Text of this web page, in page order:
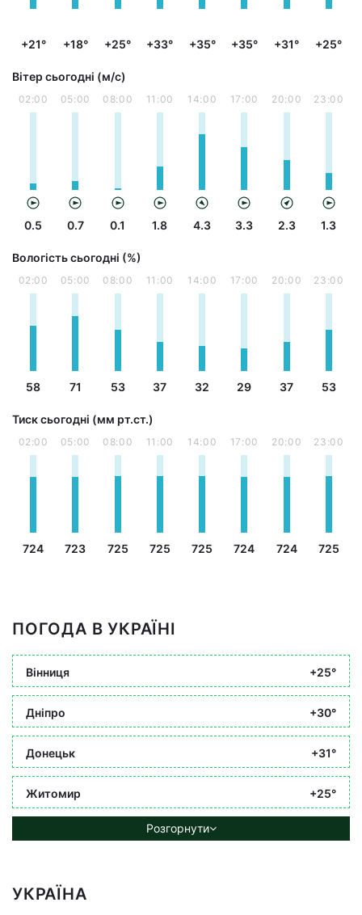
+21° +18° +25° +33° +35° +35° +31° +25°
Вітер сьогодні (м/с)
02:00
0.5
05:00
0.7
08:00
0.1
11:00
1.8
14:00
4.3
17:00
3.3
20:00
2.3
23:00
1.3
Вологість сьогодні (%)
02:00
58
05:00
71
08:00
53
11:00
37
14:00
32
17:00
29
20:00
37
23:00
53
Тиск сьогодні (мм рт.ст.)
02:00
724
05:00
723
08:00
725
11:00
725
14:00
725
17:00
724
20:00
724
23:00
725
ПОГОДА В УКРАЇНІ
Вінниця +25°
Дніпро +30°
Донецьк +31°
Житомир +25°
Розгорнути
УКРАЇНА